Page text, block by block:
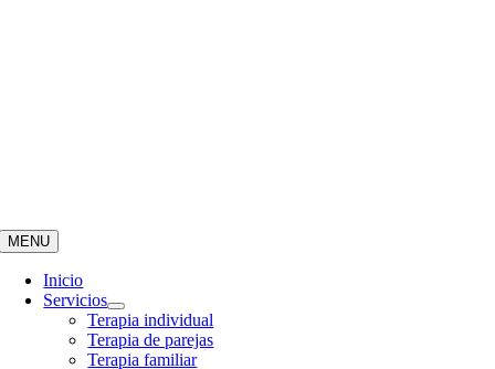
MENU
Inicio
Servicios
Terapia individual
Terapia de parejas
Terapia familiar